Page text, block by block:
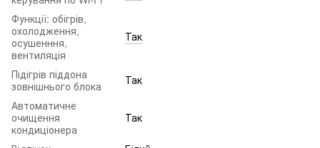
Функції: обігрів,
охолодження,
осушенння,
вентиляція
Так
Підігрів піддона
зовнішнього блока
Так
Автоматичне
очищення
кондиціонера
Так